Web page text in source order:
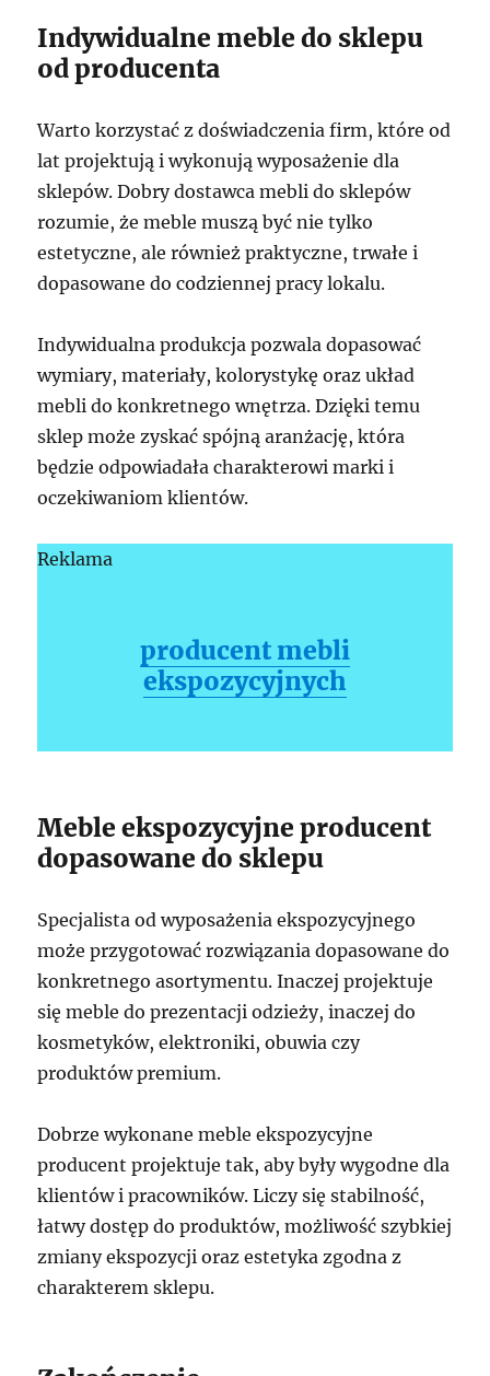
Indywidualne meble do sklepu
od producenta
Warto korzystać z doświadczenia firm, które od
lat projektują i wykonują wyposażenie dla
sklepów. Dobry dostawca mebli do sklepów
rozumie, że meble muszą być nie tylko
estetyczne, ale również praktyczne, trwałe i
dopasowane do codziennej pracy lokalu.
Indywidualna produkcja pozwala dopasować
wymiary, materiały, kolorystykę oraz układ
mebli do konkretnego wnętrza. Dzięki temu
sklep może zyskać spójną aranżację, która
będzie odpowiadała charakterowi marki i
oczekiwaniom klientów.
Reklama
producent mebli
ekspozycyjnych
Meble ekspozycyjne producent
dopasowane do sklepu
Specjalista od wyposażenia ekspozycyjnego
może przygotować rozwiązania dopasowane do
konkretnego asortymentu. Inaczej projektuje
się meble do prezentacji odzieży, inaczej do
kosmetyków, elektroniki, obuwia czy
produktów premium.
Dobrze wykonane meble ekspozycyjne
producent projektuje tak, aby były wygodne dla
klientów i pracowników. Liczy się stabilność,
łatwy dostęp do produktów, możliwość szybkiej
zmiany ekspozycji oraz estetyka zgodna z
charakterem sklepu.